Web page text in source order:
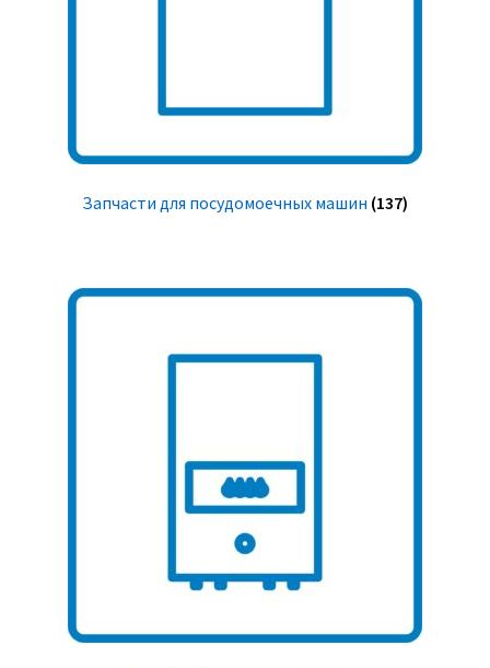
Запчасти для посудомоечных машин (137)